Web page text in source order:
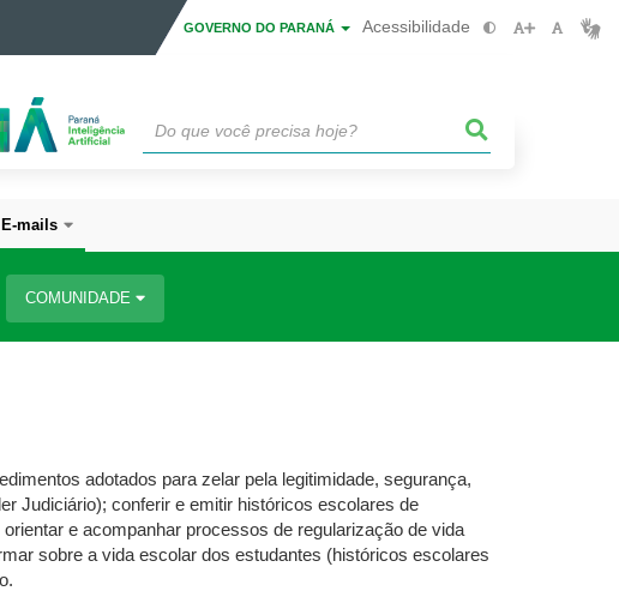
GOVERNO DO PARANÁ Acessibilidade
E-mails
COMUNIDADE
adotados para zelar pela legitimidade, segurança,
Judiciário); conferir e emitir históricos escolares de
e acompanhar processos de regularização de vida
sobre a vida escolar dos estudantes (históricos escolares